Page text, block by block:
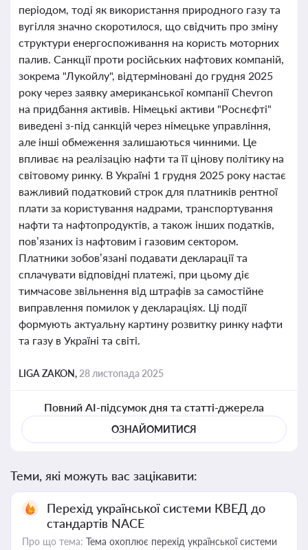
періодом, тоді як використання природного газу та
вугілля значно скоротилося, що свідчить про зміну
структури енергоспоживання на користь моторних
палив. Санкції проти російських нафтових компаній,
зокрема "Лукойлу", відтерміновані до грудня 2025
року через заявку американської компанії Chevron
на придбання активів. Німецькі активи "Роснєфті"
виведені з-під санкцій через німецьке управління,
але інші обмеження залишаються чинними. Це
впливає на реалізацію нафти та її цінову політику на
світовому ринку. В Україні 1 грудня 2025 року настає
важливий податковий строк для платників рентної
плати за користування надрами, транспортування
нафти та нафтопродуктів, а також інших податків,
пов’язаних із нафтовим і газовим сектором.
Платники зобов’язані подавати декларації та
сплачувати відповідні платежі, при цьому діє
тимчасове звільнення від штрафів за самостійне
виправлення помилок у деклараціях. Ці події
формують актуальну картину розвитку ринку нафти
та газу в Україні та світі.
LIGA ZAKON, 28 листопада 2025
Повний AI-підсумок дня та статті-джерела
ОЗНАЙОМИТИСЯ
Теми, які можуть вас зацікавити:
Перехід української системи КВЕД до
стандартів NACE
Про що тема: Тема охоплює перехід української системи